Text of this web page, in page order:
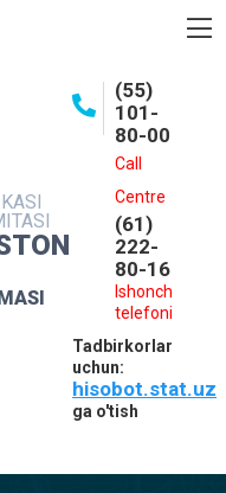
(55)
101-
80-00
Call
Centre
(61)
222-
80-16
Ishonch
telefoni
Tadbirkorlar
uchun:
hisobot.stat.uz
ga o'tish